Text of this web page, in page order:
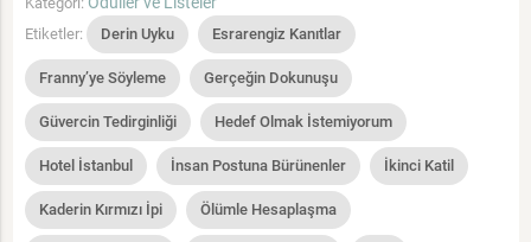
Etiketler: Derin Uyku Esrarengiz Kanıtlar
Franny’ye Söyleme Gerçeğin Dokunuşu
Güvercin Tedirginliği Hedef Olmak İstemiyorum
Hotel İstanbul İnsan Postuna Bürünenler İkinci Katil
Kaderin Kırmızı İpi Ölümle Hesaplaşma